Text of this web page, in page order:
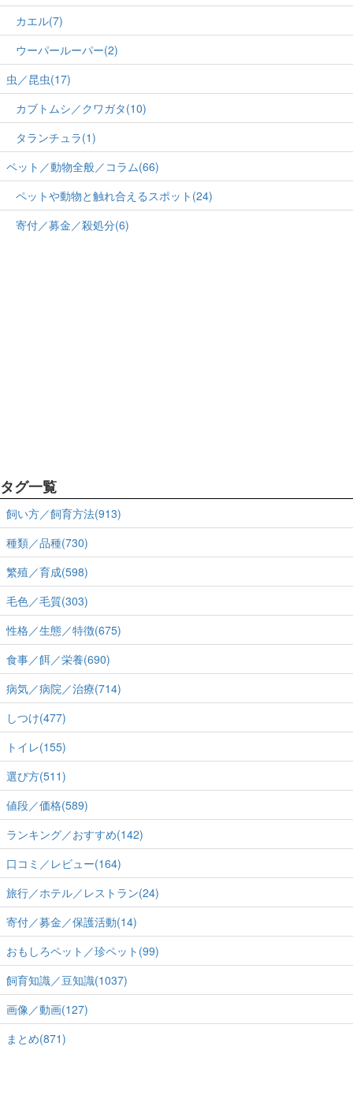
カエル(7)
ウーパールーパー(2)
虫／昆虫(17)
カブトムシ／クワガタ(10)
タランチュラ(1)
ペット／動物全般／コラム(66)
ペットや動物と触れ合えるスポット(24)
寄付／募金／殺処分(6)
タグ一覧
飼い方／飼育方法(913)
種類／品種(730)
繁殖／育成(598)
毛色／毛質(303)
性格／生態／特徴(675)
食事／餌／栄養(690)
病気／病院／治療(714)
しつけ(477)
トイレ(155)
選び方(511)
値段／価格(589)
ランキング／おすすめ(142)
口コミ／レビュー(164)
旅行／ホテル／レストラン(24)
寄付／募金／保護活動(14)
おもしろペット／珍ペット(99)
飼育知識／豆知識(1037)
画像／動画(127)
まとめ(871)